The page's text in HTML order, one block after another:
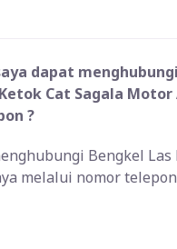
dapat
Cat Sagala Motor
?
Bengkel Las
melalui nomor